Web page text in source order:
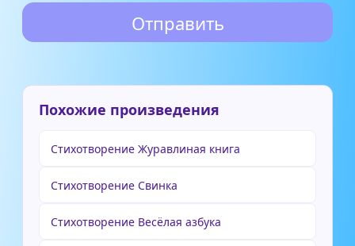
Похожие произведения
Стихотворение Журавлиная книга
Стихотворение Свинка
Стихотворение Весёлая азбука